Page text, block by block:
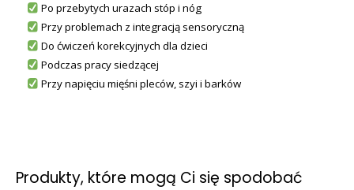
Po przebytych urazach stóp i nóg
Przy problemach z integracją sensoryczną
Do ćwiczeń korekcyjnych dla dzieci
Podczas pracy siedzącej
Przy napięciu mięśni pleców, szyi i barków
Produkty, które mogą Ci się spodobać